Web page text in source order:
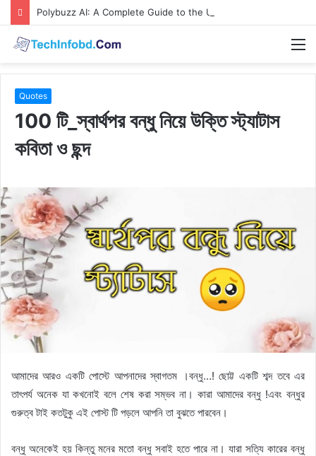
Quotes
100 টি_স্বার্থপর বন্ধু নিয়ে উক্তি স্ট্যাটাস
কবিতা ও ছন্দ
আমাদের আরও একটি পোস্টে আপনাদের স্বাগতম ।বন্ধু…! ছোট্ট একটি শব্দ তবে এর
তাৎপর্য অনেক যা কখনোই বলে শেষ করা সম্ভব না। কারা আমাদের বন্ধু !এবং বন্ধুর
গুরুত্ব টাই কতটুকু এই পোস্ট টি পড়লে আপনি তা বুঝতে পারবেন।
বন্ধু অনেকেই হয় কিন্তু মনের মতো বন্ধু সবাই হতে পারে না। যারা সত্যি কারের বন্ধু